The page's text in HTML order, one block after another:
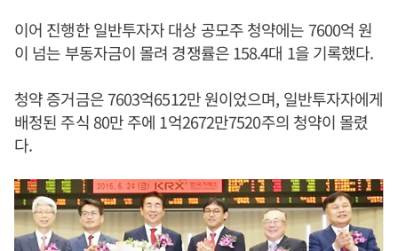
이어 진행한 일반투자자 대상 공모주 청약에는 7600억 원
이 넘는 부동자금이 몰려 경쟁률은 158.4대 1을 기록했다.
청약 증거금은 7603억6512만 원이었으며, 일반투자자에게
배정된 주식 80만 주에 1억2672만7520주의 청약이 몰렸
다.